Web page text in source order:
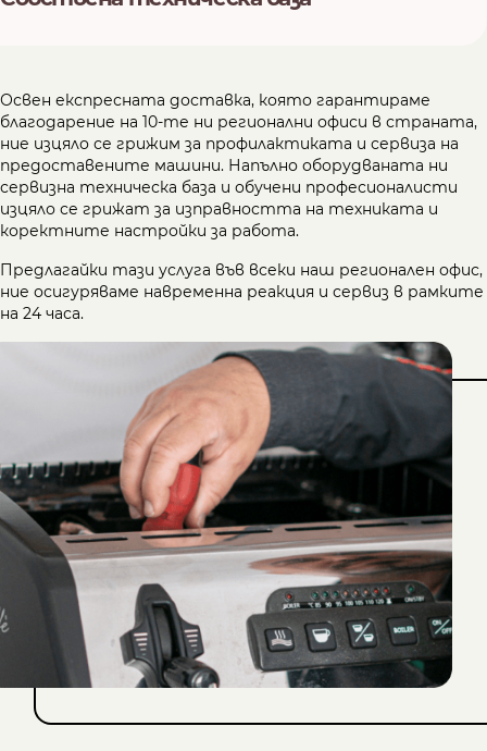
Освен експресната доставка, която гарантираме
благодарение на 10-те ни регионални офиси в страната,
ние изцяло се грижим за профилактиката и сервиза на
предоставените машини. Напълно оборудваната ни
сервизна техническа база и обучени професионалисти
изцяло се грижат за изправността на техниката и
коректните настройки за работа.
Предлагайки тази услуга във всеки наш регионален офис,
ние осигуряваме навременна реакция и сервиз в рамките
на 24 часа.